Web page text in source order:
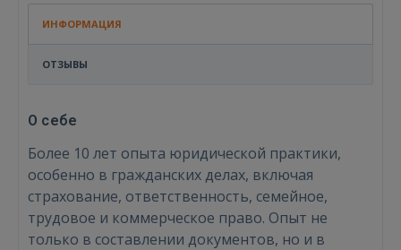
ИНФОРМАЦИЯ
ОТЗЫВЫ
О себе
Более 10 лет опыта юридической практики,
особенно в гражданских делах, включая
страхование, ответственность, семейное,
трудовое и коммерческое право. Опыт не
только в составлении документов, но и в